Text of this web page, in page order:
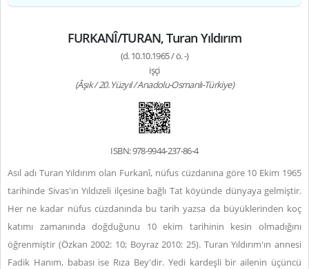
FURKANÎ/TURAN, Turan Yıldırım
(d. 10.10.1965 / ö. -)
işçi
(Âşık / 20. Yüzyıl / Anadolu-Osmanlı-Türkiye)
ISBN: 978-9944-237-86-4
Asıl adı Turan Yıldırım olan Furkanî, nüfus cüzdanına göre 10 Ekim 1965
tarihinde Sivas'ın Yıldızeli ilçesine bağlı Tat köyünde dünyaya gelmiştir.
Her ne kadar nüfus cüzdanında bu tarih yazsa da büyüklerinden koç
katımı zamanında doğduğunu 10 ekim tarihinin kesin olmadığını
öğrenmiştir (Özkan 2002: 10; Boyraz 2010: 25). Turan Yıldırım'ın annesi
Fadik Hanım, babası ise Rıza Bey'dir. Yedi kardeşli bir ailenin üçüncü